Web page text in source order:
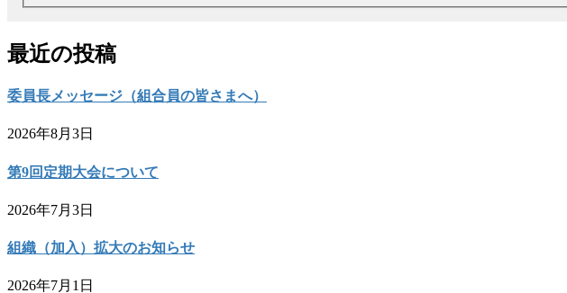
最近の投稿
委員長メッセージ（組合員の皆さまへ）
2026年8月3日
第9回定期大会について
2026年7月3日
組織（加入）拡大のお知らせ
2026年7月1日